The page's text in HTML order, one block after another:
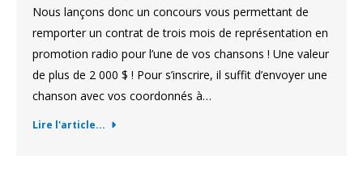
Nous lançons donc un concours vous permettant de
remporter un contrat de trois mois de représentation en
promotion radio pour l’une de vos chansons ! Une valeur
de plus de 2 000 $ ! Pour s’inscrire, il suffit d’envoyer une
chanson avec vos coordonnés à…
Lire l'article...